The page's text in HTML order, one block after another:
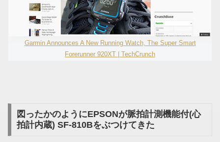
Garmin Announces A New Running Watch, The Super Smart
Forerunner 920XT | TechCrunch
図ったかのようにEPSONが脈拍計測機能付(心
拍計内蔵) SF-810Bをぶつけてきた